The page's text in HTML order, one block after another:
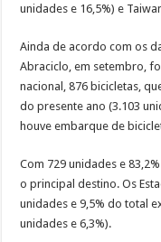
unidades e 16,5%) e
Ainda de acordo com os
Abraciclo, em setembro,
nacional, 876 bicicletas,
do presente ano (3.103
houve embarque de
Com 729 unidades e
o principal destino. Os
unidades e 9,5% do total
unidades e 6,3%).